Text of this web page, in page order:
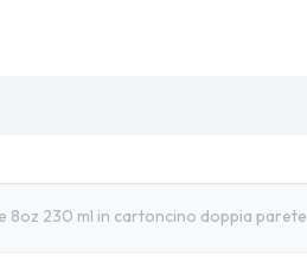
8oz 230 ml in cartoncino doppia